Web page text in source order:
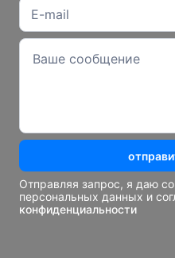
Отправляя запрос, я даю
персональных данных и
конфиденциальности